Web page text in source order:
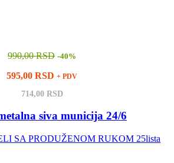
990,00 RSD -40%
595,00 RSD + PDV
714,00 RSD
siva municija 24/6